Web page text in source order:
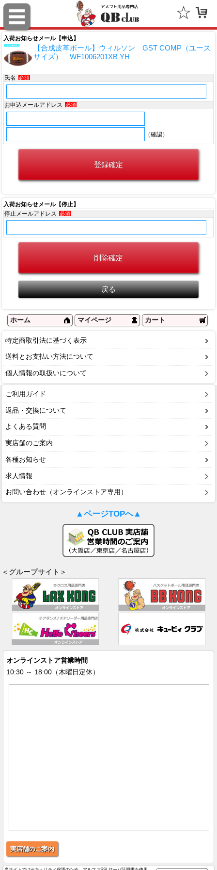
入荷お知らせメール【申込】
【合成皮革ボール】ウィルソン GST COMP（ユース
サイズ） WF1006201XB YH
氏名 必須
お申込メールアドレス 必須
（確認）
入荷お知らせメール【停止】
停止メールアドレス
必須
ホーム マイページ カート
特定商取引法に基づく表示
送料とお支払い方法について
個人情報の取扱いについて
ご利用ガイド
返品・交換について
よくある質問
実店舗のご案内
各種お知らせ
求人情報
お問い合わせ（オンラインストア専用）
▲ページTOPへ▲
＜グループサイト＞
オンラインストア営業時間
10:30 ～ 18:00（木曜日定休）
実店舗のご案内
フォーティーセブン（'47）
ファナティクス（Fanatics）
アウトドアキャップ（Outdoor Cap Company）
スポルディング（SPALDING）
ミッチェル＆ネス（Mitchell & Ness）
すべて